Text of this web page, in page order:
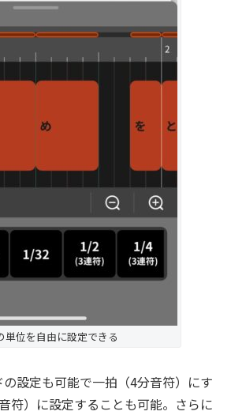
単位を自由に設定できる
設定も可能で一拍（4分音符）にす
符）に設定することも可能。さらに